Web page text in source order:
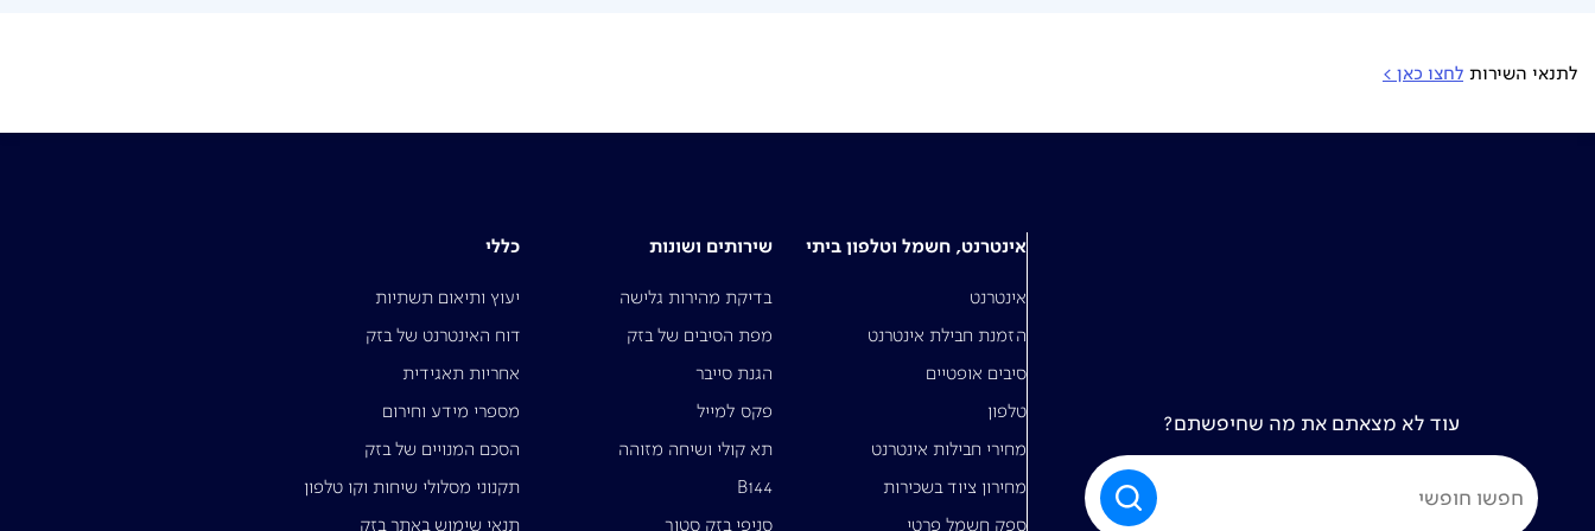
לתנאי השירות לחצו כאן >
אינטרנט, חשמל וטלפון ביתי
אינטרנט
הזמנת חבילת אינטרנט
סיבים אופטיים
טלפון
מחירי חבילות אינטרנט
מחירון ציוד בשכירות
ספק חשמל פרטי
שירותים ושונות
בדיקת מהירות גלישה
מפת הסיבים של בזק
הגנת סייבר
פקס למייל
תא קולי ושיחה מזוהה
B144
סניפי בזק סטור
כללי
יעוץ ותיאום תשתיות
דוח האינטרנט של בזק
אחריות תאגידית
מספרי מידע וחירום
הסכם המנויים של בזק
תקנוני מסלולי שיחות וקו טלפון
תנאי שימוש באתר בזק
עוד לא מצאתם את מה שחיפשתם?